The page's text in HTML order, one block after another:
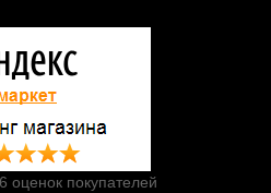
оценок покупателей